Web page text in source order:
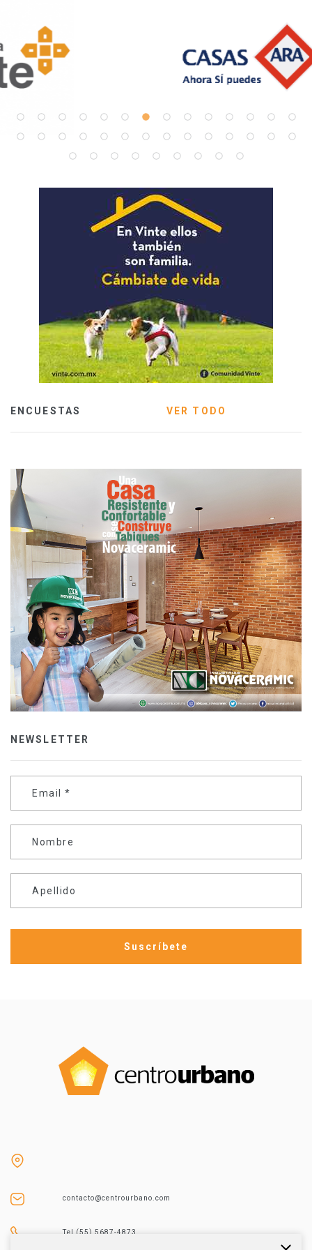
ENCUESTAS VER TODO
NEWSLETTER
Email *
Nombre
Apellido
contacto@centrourbano.com
Tel (55) 5687-4873